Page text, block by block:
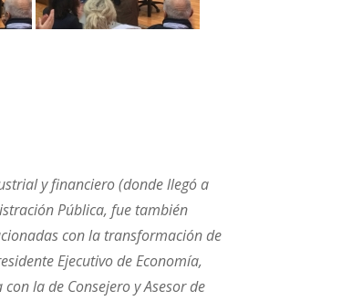
y financiero (donde llegó a
Pública, fue también
con la transformación de
Ejecutivo de Economía,
la de Consejero y Asesor de